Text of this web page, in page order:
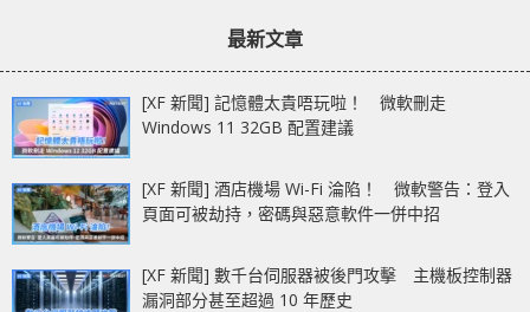
最新文章
[XF 新聞] 記憶體太貴唔玩啦！ 微軟刪走
Windows 11 32GB 配置建議
[XF 新聞] 酒店機場 Wi-Fi 淪陷！ 微軟警告：登入
頁面可被劫持，密碼與惡意軟件一併中招
[XF 新聞] 數千台伺服器被後門攻擊 主機板控制器
漏洞部分甚至超過 10 年歷史